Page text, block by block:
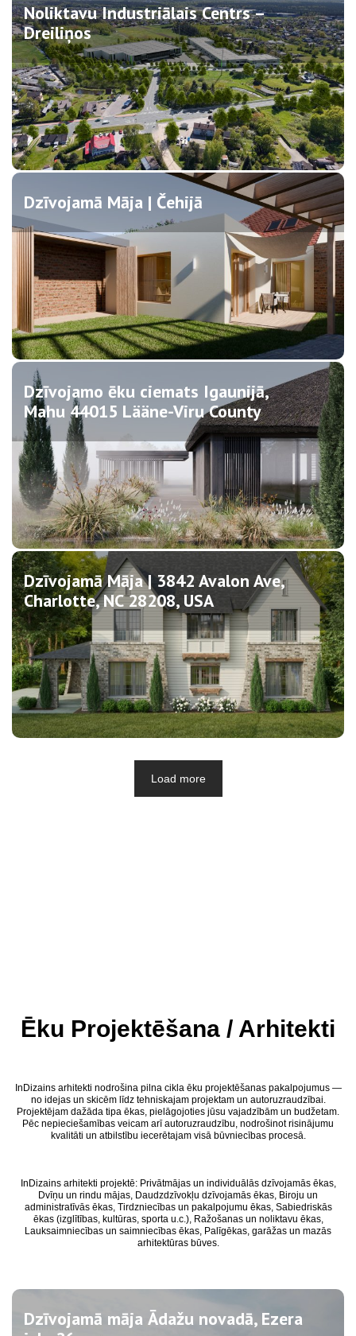
Noliktavu Industriālais Centrs –
Dreiliņos
Dzīvojamā Māja | Čehijā
Dzīvojamo ēku ciemats Igaunijā,
Mahu 44015 Lääne-Viru County
Dzīvojamā Māja | 3842 Avalon Ave,
Charlotte, NC 28208, USA
Load more
Ēku Projektēšana / Arhitekti
InDizains arhitekti nodrošina pilna cikla ēku projektēšanas pakalpojumus —
no idejas un skicēm līdz tehniskajam projektam un autoruzraudzībai.
Projektējam dažāda tipa ēkas, pielāgojoties jūsu vajadzībām un budžetam.
Pēc nepieciešamības veicam arī autoruzraudzību, nodrošinot risinājumu
kvalitāti un atbilstību iecerētajam visā būvniecības procesā.
InDizains arhitekti projektē: Privātmājas un individuālās dzīvojamās ēkas,
Dvīņu un rindu mājas, Daudzdzīvokļu dzīvojamās ēkas, Biroju un
administratīvās ēkas, Tirdzniecības un pakalpojumu ēkas, Sabiedriskās
ēkas (izglītības, kultūras, sporta u.c.), Ražošanas un noliktavu ēkas,
Lauksaimniecības un saimniecības ēkas, Palīgēkas, garāžas un mazās
arhitektūras būves.
Dzīvojamā māja Ādažu novadā, Ezera